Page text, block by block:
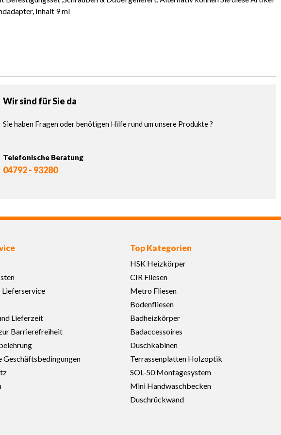
Inhalt 9 ml
Wir sind für Sie da
Sie haben Fragen oder benötigen Hilfe rund um unsere Produkte ?
Telefonische Beratung
04792 - 93280
Lieferservice
Lieferzeit
Barrierefreiheit
Geschäftsbedingungen
Top Kategorien
HSK Heizkörper
CIR Fliesen
Metro Fliesen
Bodenfliesen
Badheizkörper
Badaccessoires
Duschkabinen
Terrassenplatten Holzoptik
SOL-50 Montagesystem
Mini Handwaschbecken
Duschrückwand